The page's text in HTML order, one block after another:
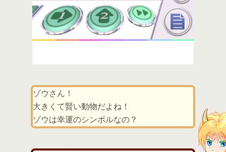
ゾウさん！
大きくて賢い動物だよね！
ゾウは幸運のシンボルなの？